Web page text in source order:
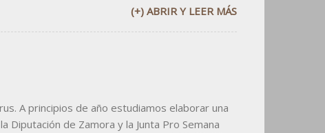
consistió en elaborar un logo informal,
las aplicaciones. Primero elaborar la tarjeta de
(+) ABRIR Y LEER MÁS
A principios de año estudiamos elaborar una
Diputación de Zamora y la Junta Pro Semana